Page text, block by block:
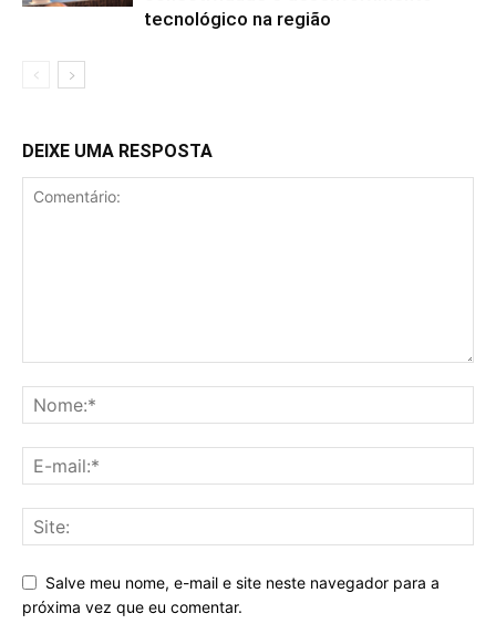
tecnológico na região
DEIXE UMA RESPOSTA
Salve meu nome, e-mail e site neste navegador para a
próxima vez que eu comentar.